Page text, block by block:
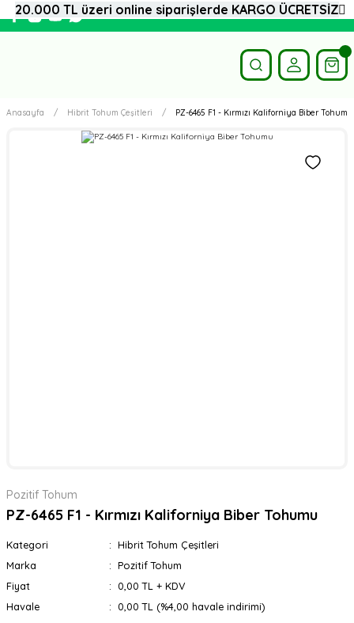
Anasayfa Hibrit Tohum Çeşitleri PZ-6465 F1 - Kırmızı Kaliforniya Biber Tohumu
Pozitif Tohum
PZ-6465 F1 - Kırmızı Kaliforniya Biber Tohumu
Kategori
Hibrit Tohum Çeşitleri
Marka
Pozitif Tohum
Fiyat
0,00 TL + KDV
Havale
0,00 TL (%4,00 havale indirimi)
20.000 TL üzeri online siparişlerde KARGO ÜCRETSİZ